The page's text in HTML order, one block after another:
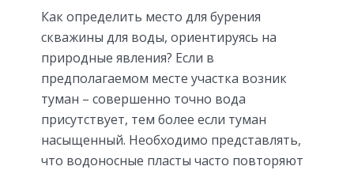
Как определить место для бурения
скважины для воды, ориентируясь на
природные явления? Если в
предполагаемом месте участка возник
туман – совершенно точно вода
присутствует, тем более если туман
насыщенный. Необходимо представлять,
что водоносные пласты часто повторяют